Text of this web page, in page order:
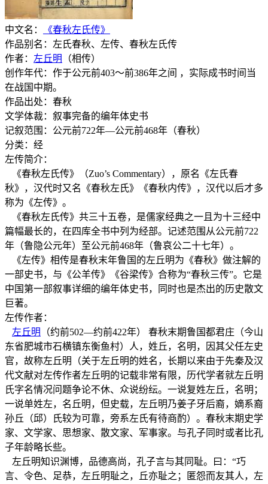
中文名：
《春秋左氏传》
作品别名：左氏春秋、左传、春秋左氏传
作者： 左丘明
（相传）
创作年代：作于公元前403～前386年之间 ，实际成书时间当
在战国中期。
作品出处：春秋
文学体裁：叙事完备的编年体史书
记叙范围：公元前722年—公元前468年（春秋）
分类：经
左传简介：
《春秋左氏传》（Zuo’s Commentary），原名《左氏春
秋》，汉代时又名《春秋左氏》《春秋内传》，汉代以后才多
称为《左传》。
《春秋左氏传》共三十五卷，是儒家经典之一且为十三经中
篇幅最长的，在四库全书中列为经部。记述范围从公元前722
年（鲁隐公元年）至公元前468年（鲁哀公二十七年）。
《左传》相传是春秋末年鲁国的左丘明为《春秋》做注解的
一部史书，与《公羊传》《谷梁传》合称为“春秋三传”。它是
中国第一部叙事详细的编年体史书，同时也是杰出的历史散文
巨著。
左传作者：
左丘明
（约前502—约前422年） 春秋末期鲁国都君庄（今山
东省肥城市石横镇东衡鱼村）人，姓丘，名明，因其父任左史
官，故称左丘明（关于左丘明的姓名，长期以来由于先秦及汉
代文献对左传作者左丘明的记载非常有限，历代学者就左丘明
氏字名情况问题争论不休、众说纷纭。一说复姓左丘，名明；
一说单姓左，名丘明，但史载，左丘明乃姜子牙后裔，嫡系裔
孙丘（邱）氏较为可靠，旁系左氏有待商酌）。春秋末期史学
家、文学家、思想家、散文家、军事家。与孔子同时或者比孔
子年龄略长些。
左丘明知识渊博，品德高尚，孔子言与其同耻。曰：“巧
言、令色、足恭，左丘明耻之，丘亦耻之；匿怨而友其人，左